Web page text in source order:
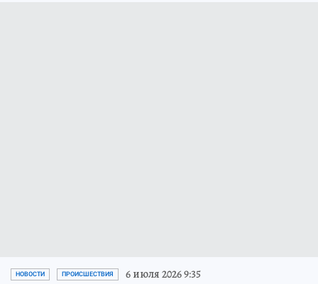
НОВОСТИ ПРОИСШЕСТВИЯ 6 июля 2026 9:35